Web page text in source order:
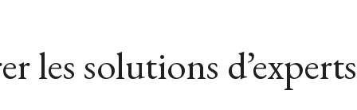
les solutions d’experts